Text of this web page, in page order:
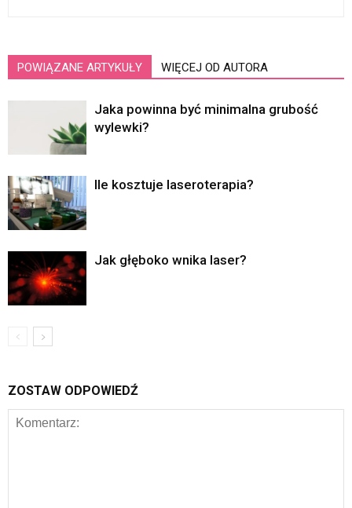
POWIĄZANE ARTYKUŁY WIĘCEJ OD AUTORA
Jaka powinna być minimalna grubość
wylewki?
Ile kosztuje laseroterapia?
Jak głęboko wnika laser?
ZOSTAW ODPOWIEDŹ